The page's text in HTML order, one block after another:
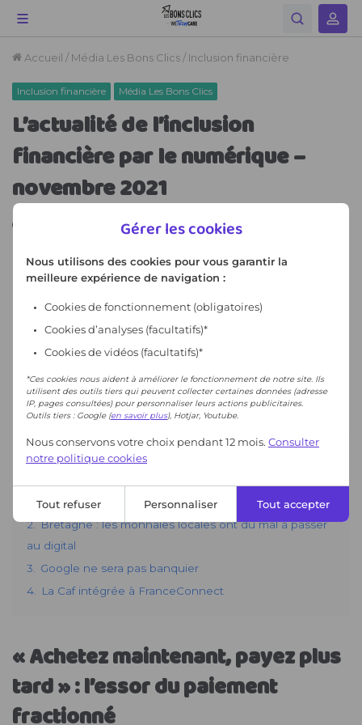
Gérer les cookies
Nous utilisons des cookies pour vous garantir la
meilleure expérience de navigation :
Cookies de fonctionnement (obligatoires)
Cookies d’analyses (facultatifs)*
Cookies de vidéos (facultatifs)*
*Ces cookies nous aident à améliorer le fonctionnement de notre site. Ils
utilisent des outils tiers qui peuvent collecter certaines données (adresse
IP, pages consultées) pour personnaliser leurs actions publicitaires.
Outils tiers : Google (en savoir plus), Hotjar, Youtube.
Nous conservons votre choix pendant 12 mois. Consulter
notre politique cookies
Tout refuser Personnaliser Tout accepter